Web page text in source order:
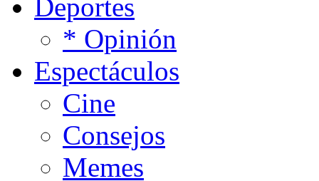
Deportes
* Opinión
Espectáculos
Cine
Consejos
Memes